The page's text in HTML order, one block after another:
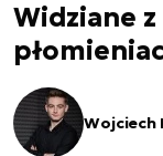
Widziane
Wojciech